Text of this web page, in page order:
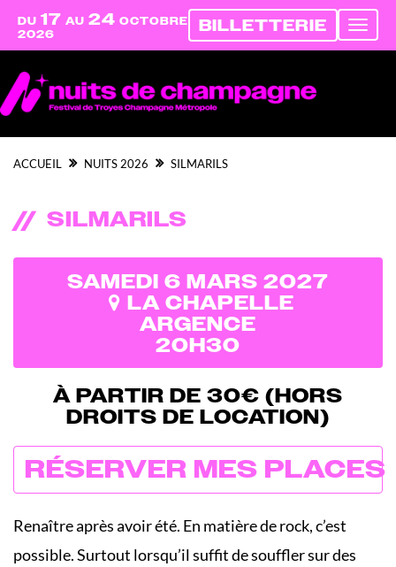
DU 17 AU 24 OCTOBRE
2026
BILLETTERIE
nav
ACCUEIL NUITS 2026 SILMARILS
SILMARILS
SAMEDI 6 MARS 2027
LA CHAPELLE
ARGENCE
20H30
À PARTIR DE 30€ (HORS
DROITS DE LOCATION)
RÉSERVER MES PLACES
Renaître après avoir été. En matière de rock, c’est
possible. Surtout lorsqu’il suffit de souffler sur des